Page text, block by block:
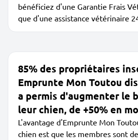
bénéficiez d'une Garantie Frais
que d'une assistance vétérinaire
85% des propriétaires
Emprunte Mon Toutou
a permis d'augmenter le
leur chien, de +50% en
L'avantage d'Emprunte Mon
chien est que les membres sont